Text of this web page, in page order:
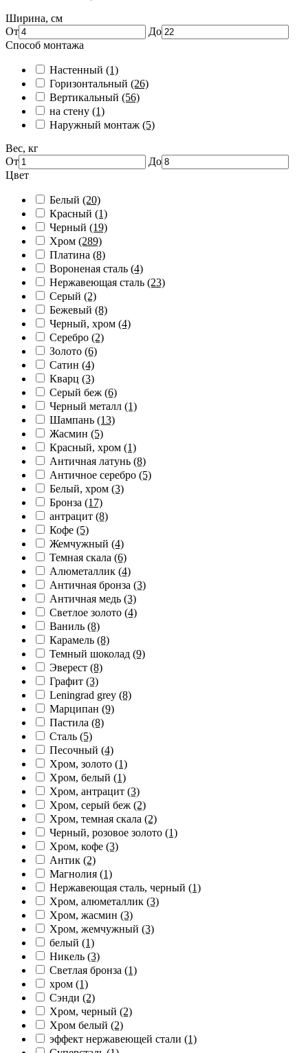
Ширина, см
От
До
Способ монтажа
Настенный (1)
Горизонтальный (26)
Вертикальный (56)
на стену (1)
Наружный монтаж (5)
Вес, кг
От
До
Цвет
Белый (20)
Красный (1)
Черный (19)
Хром (289)
Платина (8)
Вороненая сталь (4)
Нержавеющая сталь (23)
Серый (2)
Бежевый (8)
Черный, хром (4)
Серебро (2)
Золото (6)
Сатин (4)
Кварц (3)
Серый беж (6)
Черный металл (1)
Шампань (13)
Жасмин (5)
Красный, хром (1)
Античная латунь (8)
Античное серебро (5)
Белый, хром (3)
Бронза (17)
антрацит (8)
Кофе (5)
Жемчужный (4)
Темная скала (6)
Алюметаллик (4)
Античная бронза (3)
Античная медь (3)
Светлое золото (4)
Ваниль (8)
Карамель (8)
Темный шоколад (9)
Эверест (8)
Графит (3)
Leningrad grey (8)
Марципан (9)
Пастила (8)
Сталь (5)
Песочный (4)
Хром, золото (1)
Хром, белый (1)
Хром, антрацит (3)
Хром, серый беж (2)
Хром, темная скала (2)
Черный, розовое золото (1)
Хром, кофе (3)
Антик (2)
Магнолия (1)
Нержавеющая сталь, черный (1)
Хром, алюметаллик (3)
Хром, жасмин (3)
Хром, жемчужный (3)
белый (1)
Никель (3)
Светлая бронза (1)
хром (1)
Сэнди (2)
Хром, черный (2)
Хром белый (2)
эффект нержавеющей стали (1)